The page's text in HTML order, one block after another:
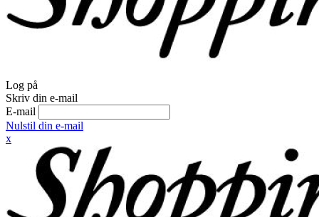
Log på
Skriv din e-mail
E-mail
Nulstil din e-mail
x